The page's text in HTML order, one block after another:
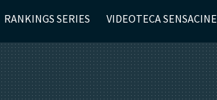
RANKINGS SERIES VIDEOTECA SENSACINE